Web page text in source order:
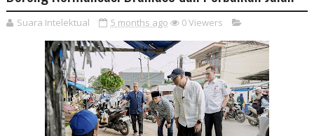
Suara Intelektual 5 months ago 0Viewers